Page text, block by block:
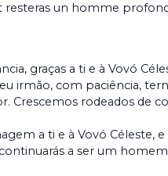
resteras un homme
graças a ti e à Vovó
irmão, com paciência,
Crescemos rodeados de
a ti e à Vovó Céleste,
a ser um